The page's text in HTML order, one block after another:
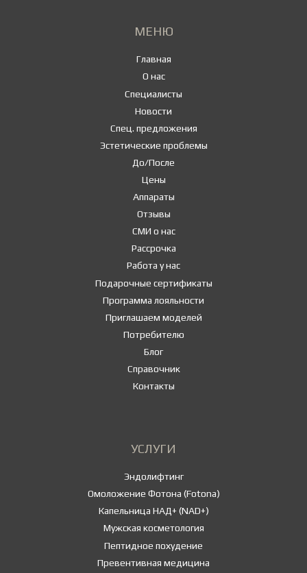
МЕНЮ
Главная
О нас
Специалисты
Новости
Спец. предложения
Эстетические проблемы
До/После
Цены
Аппараты
Отзывы
СМИ о нас
Рассрочка
Работа у нас
Подарочные сертификаты
Программа лояльности
Приглашаем моделей
Потребителю
Блог
Справочник
Контакты
УСЛУГИ
Эндолифтинг
Омоложение Фотона (Fotona)
Капельница НАД+ (NAD+)
Мужская косметология
Пептидное похудение
Превентивная медицина